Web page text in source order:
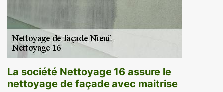
La société Nettoyage 16 assure le
nettoyage de façade avec maitrise